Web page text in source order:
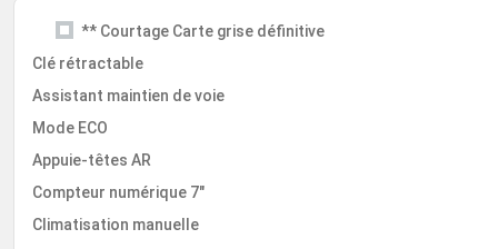
** Courtage Carte grise définitive
Clé rétractable
Assistant maintien de voie
Mode ECO
Appuie-têtes AR
Compteur numérique 7"
Climatisation manuelle